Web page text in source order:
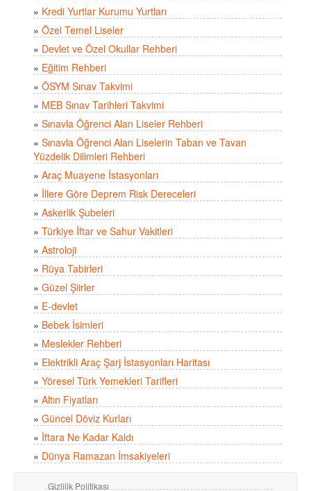
» Kredi Yurtlar Kurumu Yurtları
» Özel Temel Liseler
» Devlet ve Özel Okullar Rehberi
» Eğitim Rehberi
» ÖSYM Sınav Takvimi
» MEB Sınav Tarihleri Takvimi
» Sınavla Öğrenci Alan Liseler Rehberi
» Sınavla Öğrenci Alan Liselerin Taban ve Tavan
Yüzdelik Dilimleri Rehberi
» Araç Muayene İstasyonları
» İllere Göre Deprem Risk Dereceleri
» Askerlik Şubeleri
» Türkiye İftar ve Sahur Vakitleri
» Astroloji
» Rüya Tabirleri
» Güzel Şiirler
» E-devlet
» Bebek İsimleri
» Meslekler Rehberi
» Elektrikli Araç Şarj İstasyonları Haritası
» Yöresel Türk Yemekleri Tarifleri
» Altın Fiyatları
» Güncel Döviz Kurları
» İftara Ne Kadar Kaldı
» Dünya Ramazan İmsakiyeleri
Gizlilik Politikası